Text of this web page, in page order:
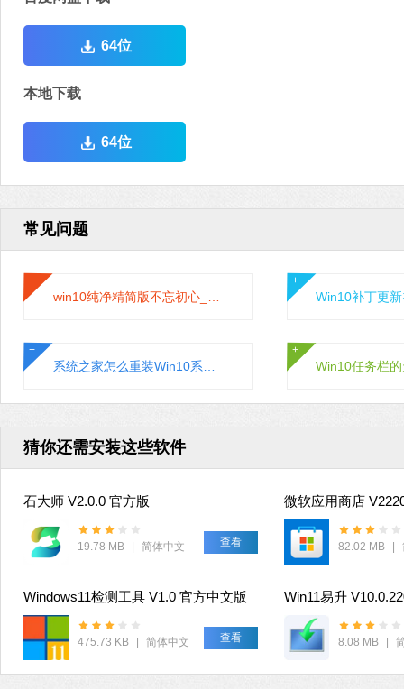
64位
本地下载
64位
常见问题
猜你还需安装这些软件
石大师 V2.0.0 官方版
19.78 MB | 简体中文 查看 82.02 MB |
Windows11检测工具 V1.0 官方中文版
475.73 KB | 简体中文 查看
Win11易升
8.08 MB |